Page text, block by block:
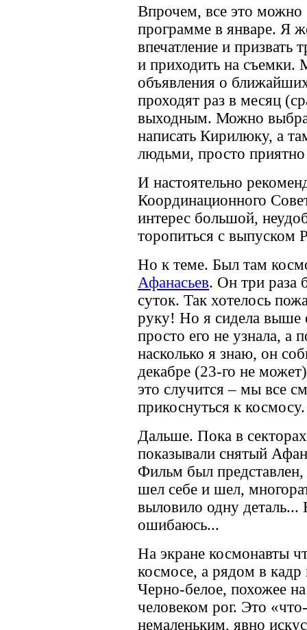
Впрочем, все это можно
программе в январе. Я
впечатление и призвать
и приходить на съемки.
объявления о
проходят раз в месяц
выходным. Можно
написать Кирилюку, а
людьми, просто
И настоятельно
Координационного
интерес большой,
торопиться с
Но к теме. Был там
Афанасьев. Он три раза
суток. Так хотелось
руку! Но я сидела выше
просто его не узнала,
насколько я знаю, он
декабре (23-го не
это случится – мы все
прикоснуться к
Дальше. Пока в
показывали снятый
Фильм был
шел себе и шел,
выловило одну деталь...
ошибаюсь...
На экране космонавты
космосе, а рядом в кадр
Черно-белое, похожее
человеком рог. Это
немаленьким, явно